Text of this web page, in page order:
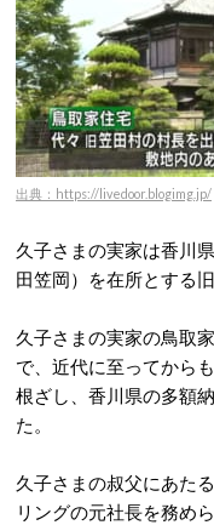
出典：https://livedoor.blogimg.jp/
久子さまの実家は香川
田笠岡）を在所とする旧
久子さまの実家の鳥取
で、近代に至ってから
根ざし、香川県の多額
た。
久子さまの叔父にあた
リングの元社長を務め